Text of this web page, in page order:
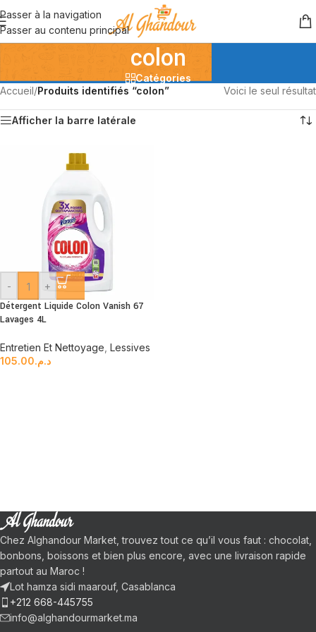
Passer à la navigation
Passer au contenu principal
colon
Catégories
Accueil/Produits identifiés “colon” Voici le seul résultat
Afficher la barre latérale
- +
Détergent Liquide Colon Vanish 67
Lavages 4L
Entretien Et Nettoyage Lessives
د.م.105.00
Chez Alghandour Market, trouvez tout ce qu’il vous faut : chocolat,
bonbons, boissons et bien plus encore, avec une livraison rapide
partout au Maroc !
Lot hamza sidi maarouf, Casablanca
+212 668-445755
info@alghandourmarket.ma